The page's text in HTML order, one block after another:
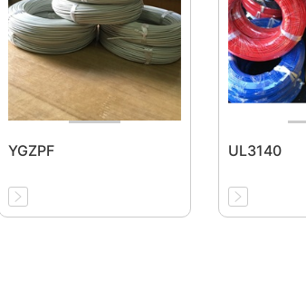
YGZPF UL3140